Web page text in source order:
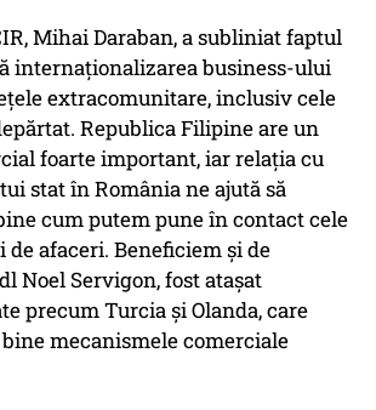
Mihai Daraban, a subliniat faptul
internaționalizarea business-ului
extracomunitare, inclusiv cele
Republica Filipine are un
foarte important, iar relația cu
stat în România ne ajută să
cum putem pune în contact cele
afaceri. Beneficiem și de
Noel Servigon, fost atașat
precum Turcia și Olanda, care
mecanismele comerciale